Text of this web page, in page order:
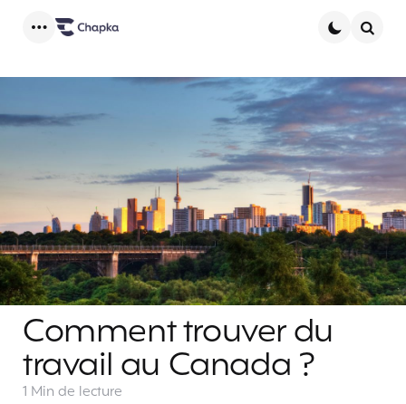
Comment trouver du
travail au Canada ?
1 Min de lecture